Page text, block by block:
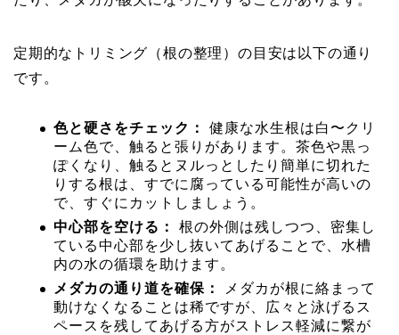
定期的なトリミング（根の整理）の目安は以下の通り
です。
色と硬さをチェック：
健康な水生根は白〜クリ
ーム色で、触ると張りがあります。茶色や黒っ
ぽくなり、触るとヌルっとしたり簡単に切れた
りする根は、すでに腐っている可能性が高いの
で、すぐにカットしましょう。
中心部を空ける：
根の外側は残しつつ、密集し
ている中心部を少し抜いてあげることで、水槽
内の水の循環を助けます。
メダカの通り道を確保：
メダカが根に絡まって
動けなくなることは稀ですが、広々と泳げるス
ペースを残してあげる方がストレス軽減に繋が